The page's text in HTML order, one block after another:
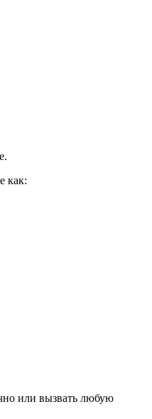
как:
или вызвать любую